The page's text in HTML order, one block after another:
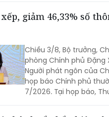
Chiều 3/8, Bộ trưởng,
Người phát ngôn của
họp báo Chính phủ
7/2026. Tại họp báo,
vụ Nguyễn Thị Hà đã
quả sắp xếp các thôn,
toàn quốc.
phê chuẩn bổ nhiệm